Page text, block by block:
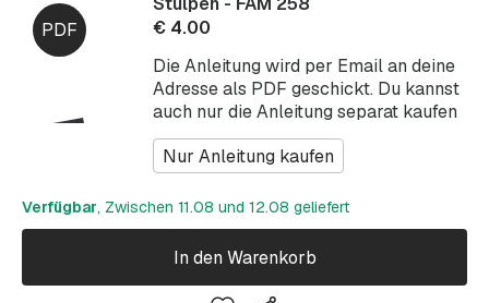
Die Anleitung wird per Email an deine
Adresse als PDF geschickt. Du kannst
auch nur die Anleitung separat kaufen
Nur Anleitung kaufen
€ 4.00
Verfügbar, Zwischen 11.08 und 12.08 geliefert
In den Warenkorb